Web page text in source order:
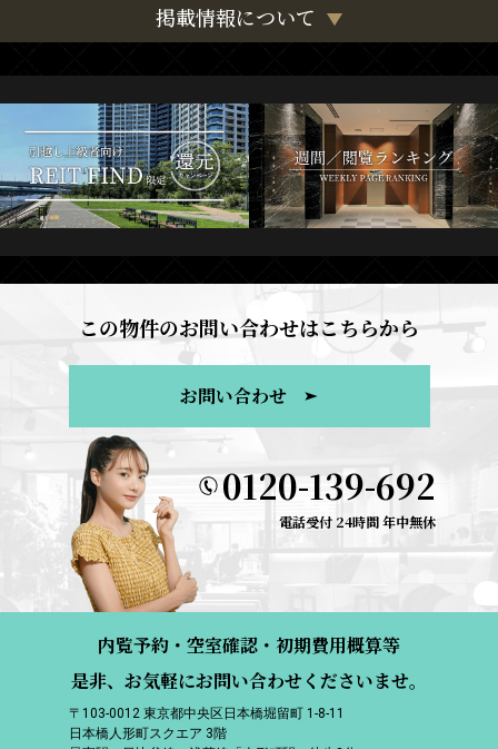
掲載情報について
この物件のお問い合わせはこちらから
お問い合わせ
0120-139-692
電話受付 24時間 年中無休
内覧予約・空室確認・初期費用概算等
是非、お気軽にお問い合わせくださいませ。
〒103-0012 東京都中央区日本橋堀留町 1-8-11
日本橋人形町スクエア 3階